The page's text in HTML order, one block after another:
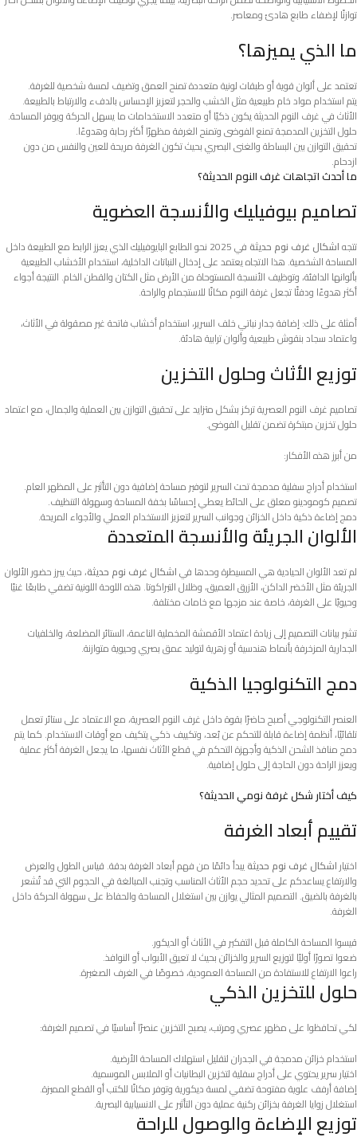
توازنًا لإضفاء طابع هادئ ومعاصر.
ما الذي يميزها؟
تعتمد على ألوان قوية أو طبقات لونية متعددة تمنح العمق وتضيف لمسة شخصية للغرفة.
يتم استخدام مواد خام طبيعية مثل الخشب والحجر لتعزيز الإحساس بالدفء والارتباط بالطبيعة.
الأثاث في غرف النوم الحديثة يكون ذكيًا أو متعدد الاستخدامات ما يسهل الحركة ويوفر المساحة.
حلول التخزين المدمجة تمنع الفوضى وتمنح الغرفة مظهرًا أكثر رحابة وهدوءًا.
تحقيق التوازن بين البساطة والغنى البصري بحيث تكون الغرفة مريحة للعين والنفس من دون
ازدحام.
ما أحدث اتجاهات غرف النوم الحديثة؟
تصاميم بيوفيليك والأنسجة العضوية
تتجهاشكال غرف نوم حديثة
في 2025 نحو الطابع البايوفيليك الذي يعزز الرابط مع الطبيعة داخل
المساحة الشخصية. هذا الاتجاه يعتمد على إدخال النباتات الداخلية، استخدام الأخشاب الطبيعية
بألوانها الدافئة، وتوظيف الأنسجة المستوحاة من الأرض مثل الكتان والقطن الخام. النتيجة أجواء
أكثر هدوءًا ودفئًا تجعل غرفة النوم مكانًا للاستجمام والراحة.
أمثلة على ذلك: إضافة جدار نباتي خلف السرير، استخدام أخشاب فاتحة غير مصقولة في الأثاث،
واعتماد سجاد بنقوش طبيعية وألوان ترابية هادئة.
توزيع الأثاث وحلول التخزين
تصاميم غرف النوم العصرية تركز بشكل متزايد على تحقيق التوازن بين العملية والجمال، مع اعتماد
حلول تخزين مبتكرة تضمن تقليل الفوضى.
من أبرز هذه الأفكار:
استخدام أدراج سفلية مدمجة تحت السرير لتوفير مساحة إضافية دون التأثير على المظهر العام.
تصميم كومودينو معلق على الحائط يعطي إحساسًا بخفة المساحة وسهولة التنظيف.
دمج إضاءة ذكية داخل الخزائن وجوانب السرير لتعزيز الاستخدام العملي والأجواء المريحة.
الألوان الجريئة والأنسجة المتعددة
لم تعد الألوان الحيادية هي المسيطرة وحدها فياشكال غرف نوم حديثة، حيث يبرز حضور الألوان
الجريئة مثل الأخضر الداكن، الأزرق العميق، وظلال التيراكوتا. هذه اللوحة اللونية تضفي طابعًا غنيًا
وحيويًا على الغرفة، خاصة عند مزجها مع خامات مختلفة.
تشير بيانات التصميم إلى زيادة اعتماد الأقمشة المخملية الناعمة، الستائر المضلعة، والخلفيات
الجدارية المزخرفة بأنماط هندسية أو زهرية لتوليد عمق بصري وحيوية متوازنة.
دمج التكنولوجيا الذكية
العنصر التكنولوجي أصبح حاضرًا بقوة داخل غرف النوم العصرية، مع الاعتماد على ستائر تعمل
تلقائيًا، أنظمة إضاءة قابلة للتحكم عن بُعد، وتكييف ذكي يتكيف مع أوقات الاستخدام. كما يتم
دمج منافذ الشحن الذكية وأجهزة التحكم في قطع الأثاث نفسها، ما يجعل الغرفة أكثر عملية
ويعزز الراحة دون الحاجة إلى حلول إضافية.
كيف أختار شكل غرفة نومي الحديثة؟
تقييم أبعاد الغرفة
اختيار اشكال غرف نوم حديثة يبدأ دائمًا من فهم أبعاد الغرفة بدقة. قياس الطول والعرض
والارتفاع يساعدكم على تحديد حجم الأثاث المناسب وتجنب المبالغة في الحجوم التي قد تُشعر
بالغرفة بالضيق. التصميم المثالي يوازن بين استغلال المساحة والحفاظ على سهولة الحركة داخل
الغرفة.
قيسوا المساحة الكاملة قبل التفكير في الأثاث أو الديكور.
ضعوا تصورًا أوليًا لتوزيع السرير والخزائن بحيث لا تعيق الأبواب أو النوافذ.
راعوا الارتفاع للاستفادة من المساحة العمودية، خصوصًا في الغرف الصغيرة.
حلول للتخزين الذكي
لكي تحافظوا على مظهر عصري ومرتب، يصبح التخزين عنصرًا أساسيًا في تصميم الغرفة:
استخدام خزائن مدمجة في الجدران لتقليل استهلاك المساحة الأرضية.
اختيار سرير يحتوي على أدراج سفلية لتخزين البطانيات أو الملابس الموسمية.
إضافة أرفف علوية مفتوحة تضفي لمسة ديكورية وتوفر مكانًا للكتب أو القطع المميزة.
استغلال زوايا الغرفة بخزائن ركنية عملية دون التأثير على الانسيابية البصرية.
توزيع الإضاءة والوصول للراحة